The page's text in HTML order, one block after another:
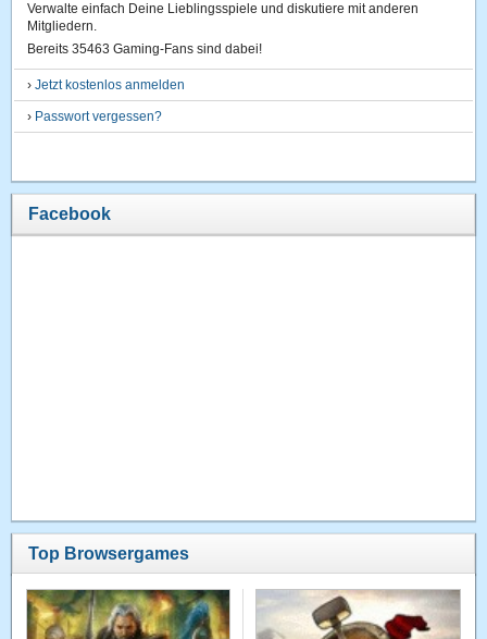
Verwalte einfach Deine Lieblingsspiele und diskutiere mit anderen
Mitgliedern.
Bereits 35463 Gaming-Fans sind dabei!
›Jetzt kostenlos anmelden
› Passwort vergessen?
Facebook
Top Browsergames